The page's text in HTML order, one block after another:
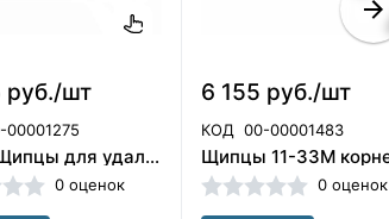
руб./шт
00001275
12-90 Щипцы для удаления зубов HLW (Германия)
0 оценок
6 155 руб./шт
КОД 00-00001483
0 оценок